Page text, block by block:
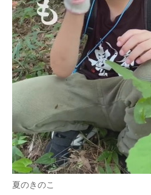
夏のきのこ